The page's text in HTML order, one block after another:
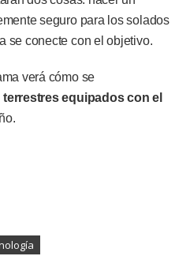
seguro para los solados
se conecte con el objetivo.
verá cómo se
equipados con el